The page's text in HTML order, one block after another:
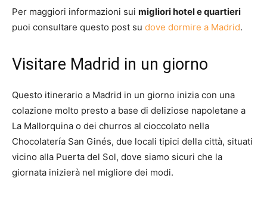
Per maggiori informazioni sui migliori hotel e quartieri
puoi consultare questo post su dove dormire a Madrid.
Visitare Madrid in un giorno
Questo itinerario a Madrid in un giorno inizia con una
colazione molto presto a base di deliziose napoletane a
La Mallorquina o dei churros al cioccolato nella
Chocolatería San Ginés, due locali tipici della città, situati
vicino alla Puerta del Sol, dove siamo sicuri che la
giornata inizierà nel migliore dei modi.